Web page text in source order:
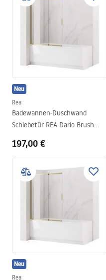
Neu
Rea
Badewannen-Duschwand
Schiebetür REA Dario Brush
197,00 €
Neu
Rea